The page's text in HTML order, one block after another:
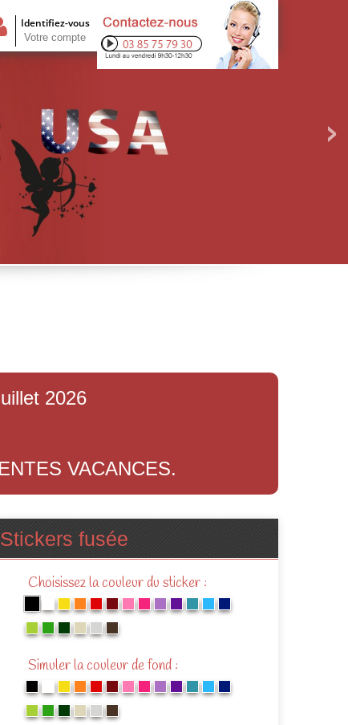
Identifiez-vous
Votre compte
2026
VACANCES.
Stickers fusée
Choisissez la couleur du sticker :
Simuler la couleur de fond :